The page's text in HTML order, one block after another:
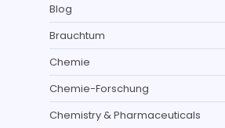
Blog
Brauchtum
Chemie
Chemie-Forschung
Chemistry & Pharmaceuticals